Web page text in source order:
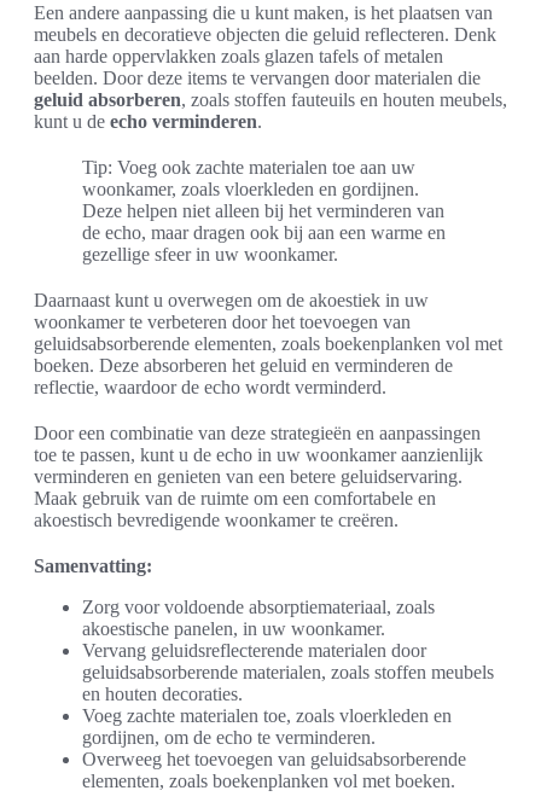
Een andere aanpassing die u kunt maken, is het plaatsen van
meubels en decoratieve objecten die geluid reflecteren. Denk
aan harde oppervlakken zoals glazen tafels of metalen
beelden. Door deze items te vervangen door materialen die
geluid absorberen, zoals stoffen fauteuils en houten meubels,
kunt u de echo verminderen.
Tip: Voeg ook zachte materialen toe aan uw
woonkamer, zoals vloerkleden en gordijnen.
Deze helpen niet alleen bij het verminderen van
de echo, maar dragen ook bij aan een warme en
gezellige sfeer in uw woonkamer.
Daarnaast kunt u overwegen om de akoestiek in uw
woonkamer te verbeteren door het toevoegen van
geluidsabsorberende elementen, zoals boekenplanken vol met
boeken. Deze absorberen het geluid en verminderen de
reflectie, waardoor de echo wordt verminderd.
Door een combinatie van deze strategieën en aanpassingen
toe te passen, kunt u de echo in uw woonkamer aanzienlijk
verminderen en genieten van een betere geluidservaring.
Maak gebruik van de ruimte om een comfortabele en
akoestisch bevredigende woonkamer te creëren.
Samenvatting:
Zorg voor voldoende absorptiemateriaal, zoals
akoestische panelen, in uw woonkamer.
Vervang geluidsreflecterende materialen door
geluidsabsorberende materialen, zoals stoffen meubels
en houten decoraties.
Voeg zachte materialen toe, zoals vloerkleden en
gordijnen, om de echo te verminderen.
Overweeg het toevoegen van geluidsabsorberende
elementen, zoals boekenplanken vol met boeken.